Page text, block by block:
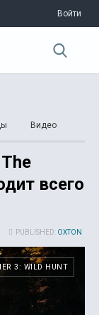
Войти
Видео
всего
PUBLISHED: OXTON
3: WILD HUNT